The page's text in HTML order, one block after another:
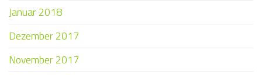
Januar 2018
Dezember 2017
November 2017